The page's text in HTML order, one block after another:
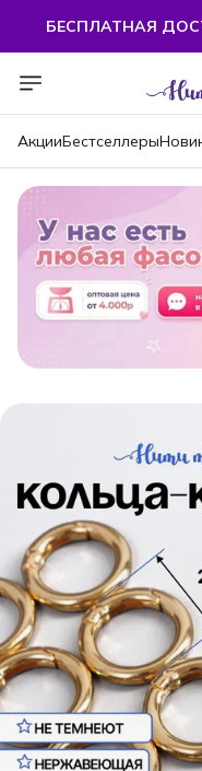
БЕСПЛАТНАЯ
БЕСПЛАТНАЯ
АкцииБестселлеры